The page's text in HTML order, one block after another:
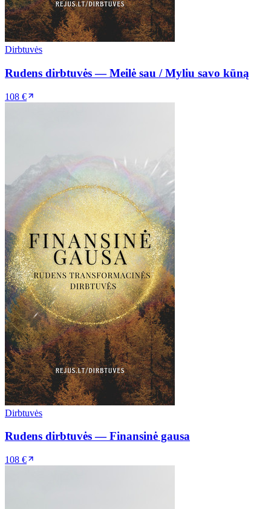
Dirbtuvės
Rudens dirbtuvės — Meilė sau / Myliu savo kūną
108 €
Dirbtuvės
Rudens dirbtuvės — Finansinė gausa
108 €